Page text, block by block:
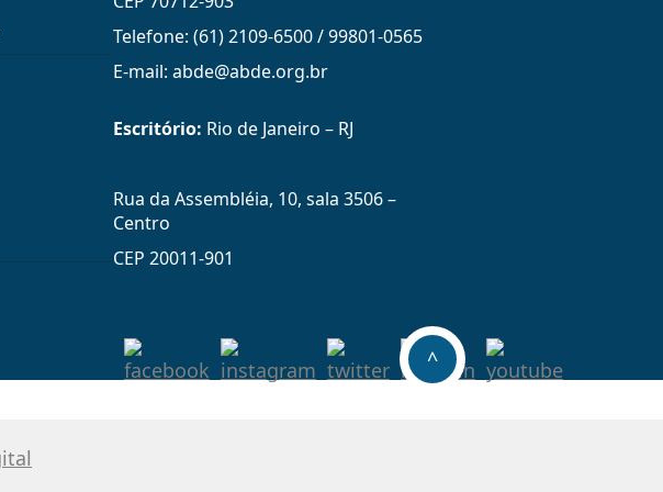
Telefone: (61) 2109-6500 / 99801-0565
E-mail: abde@abde.org.br
Escritório: Rio de Janeiro – RJ
Rua da Assembléia, 10, sala 3506 –
Centro
CEP 20011-901
^